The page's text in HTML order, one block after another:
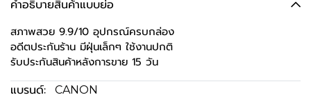
คำอธิบายสินค้าแบบย่อ
สภาพสวย 9.9/10 อุปกรณ์ครบกล่อง
อดีตประกันร้าน มีฝุ่นเล็กๆ ใช้งานปกติ
รับประกันสินค้าหลังการขาย 15 วัน
แบรนด์: CANON